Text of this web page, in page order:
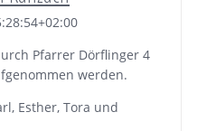
Pfarrer Dörflinger 4
werden.
Esther, Tora und